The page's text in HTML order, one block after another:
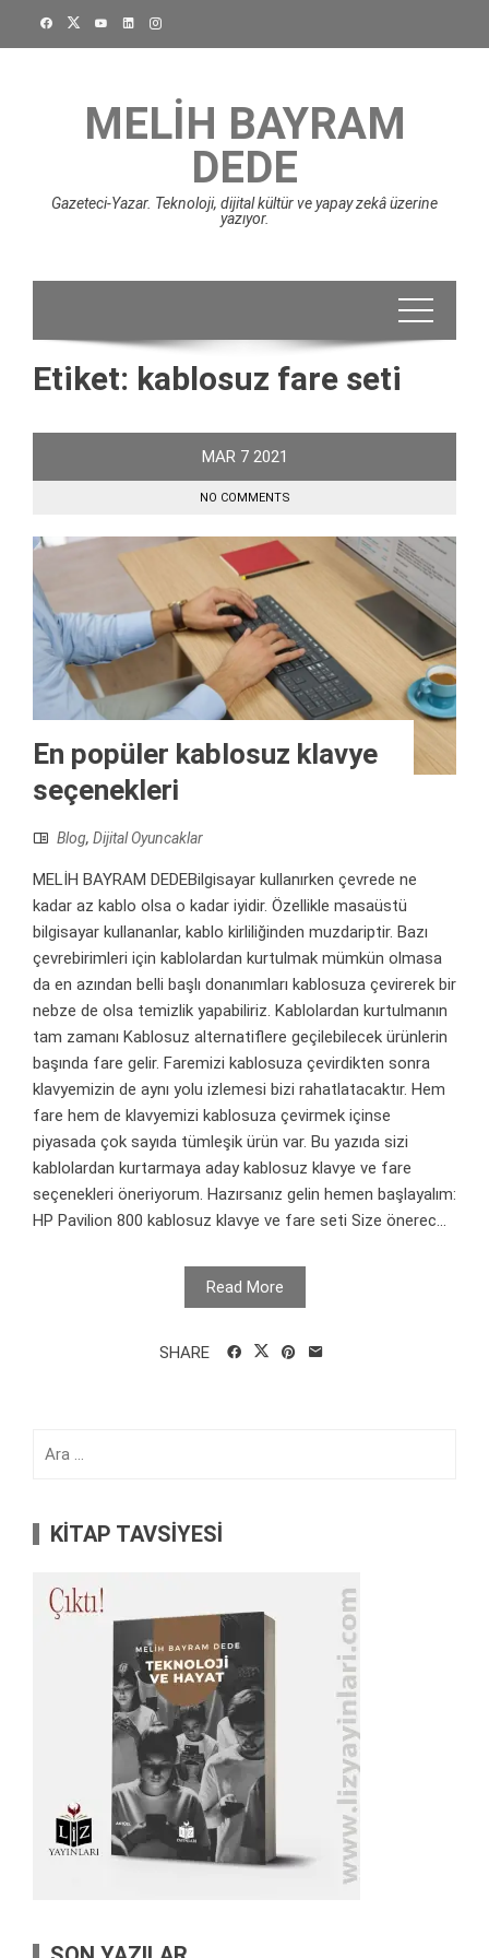
MELIH BAYRAM
DEDE
Gazeteci-Yazar. Teknoloji, dijital kültür ve yapay zekâ üzerine
yazıyor.
Etiket: kablosuz fare seti
MAR 7 2021
NO COMMENTS
En popüler kablosuz klavye
seçenekleri
Blog, Dijital Oyuncaklar
MELİH BAYRAM DEDEBilgisayar kullanırken çevrede ne
kadar az kablo olsa o kadar iyidir. Özellikle masaüstü
bilgisayar kullananlar, kablo kirliliğinden muzdariptir. Bazı
çevrebirimleri için kablolardan kurtulmak mümkün olmasa
da en azından belli başlı donanımları kablosuza çevirerek bir
nebze de olsa temizlik yapabiliriz. Kablolardan kurtulmanın
tam zamanı Kablosuz alternatiflere geçilebilecek ürünlerin
başında fare gelir. Faremizi kablosuza çevirdikten sonra
klavyemizin de aynı yolu izlemesi bizi rahatlatacaktır. Hem
fare hem de klavyemizi kablosuza çevirmek içinse
piyasada çok sayıda tümleşik ürün var. Bu yazıda sizi
kablolardan kurtarmaya aday kablosuz klavye ve fare
seçenekleri öneriyorum. Hazırsanız gelin hemen başlayalım:
HP Pavilion 800 kablosuz klavye ve fare seti Size önerec...
Read More
SHARE
KİTAP TAVSİYESİ